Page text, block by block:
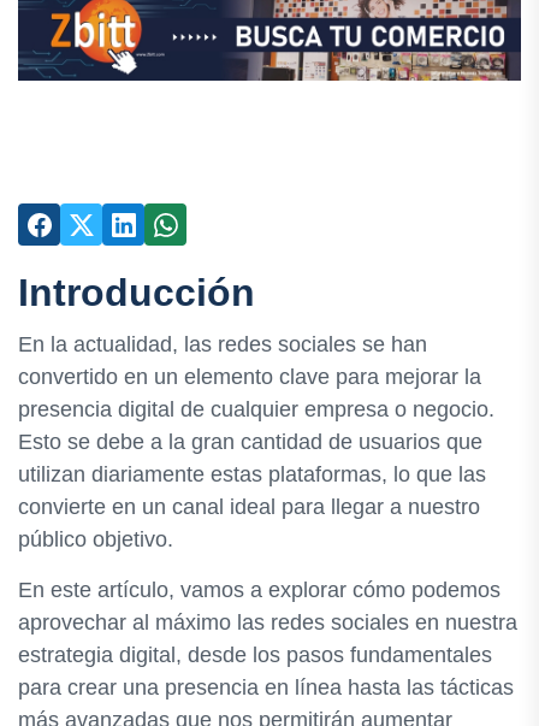
Introducción
En la actualidad, las redes sociales se han
convertido en un elemento clave para mejorar la
presencia digital de cualquier empresa o negocio.
Esto se debe a la gran cantidad de usuarios que
utilizan diariamente estas plataformas, lo que las
convierte en un canal ideal para llegar a nuestro
público objetivo.
En este artículo, vamos a explorar cómo podemos
aprovechar al máximo las redes sociales en nuestra
estrategia digital, desde los pasos fundamentales
para crear una presencia en línea hasta las tácticas
más avanzadas que nos permitirán aumentar